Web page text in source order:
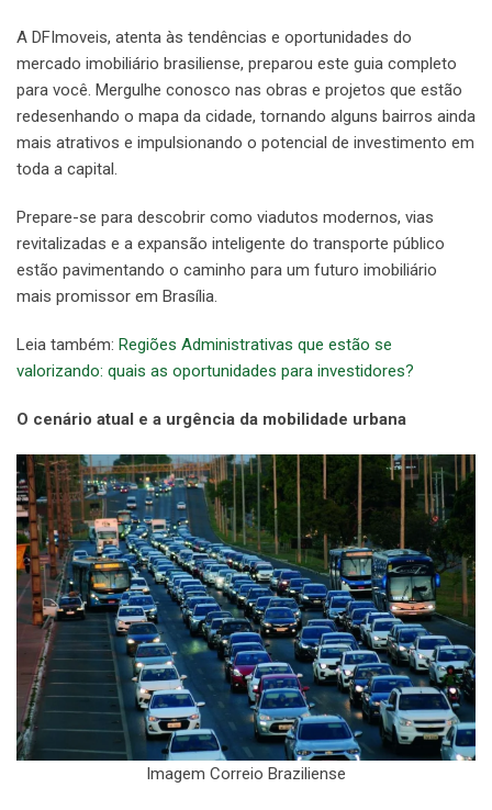
A DFImoveis, atenta às tendências e oportunidades do
mercado imobiliário brasiliense, preparou este guia completo
para você. Mergulhe conosco nas obras e projetos que estão
redesenhando o mapa da cidade, tornando alguns bairros ainda
mais atrativos e impulsionando o potencial de investimento em
toda a capital.
Prepare-se para descobrir como viadutos modernos, vias
revitalizadas e a expansão inteligente do transporte público
estão pavimentando o caminho para um futuro imobiliário
mais promissor em Brasília.
Leia também: Regiões Administrativas que estão se
valorizando: quais as oportunidades para investidores?
O cenário atual e a urgência da mobilidade urbana
Imagem Correio Braziliense